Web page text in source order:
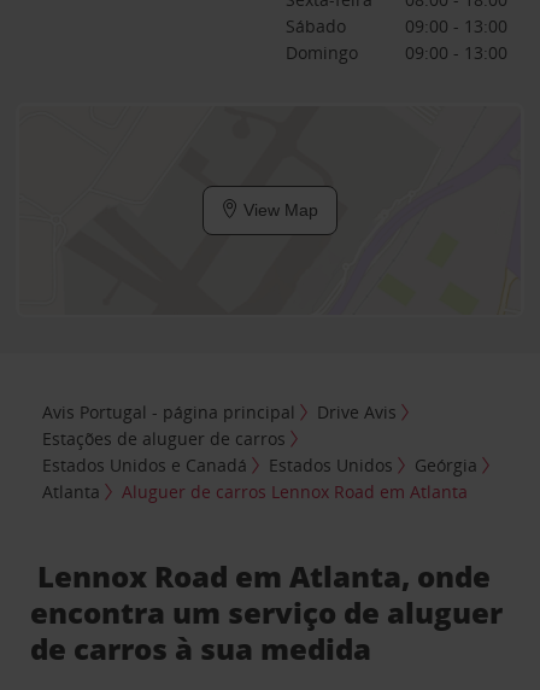
Sábado
09:00 - 13:00
Domingo
09:00 - 13:00
View Map
Avis Portugal - página principal
Drive Avis
Estações de aluguer de carros
Estados Unidos e Canadá
Estados Unidos
Geórgia
Atlanta
Aluguer de carros Lennox Road em Atlanta
Lennox Road em Atlanta, onde
encontra um serviço de aluguer
de carros à sua medida